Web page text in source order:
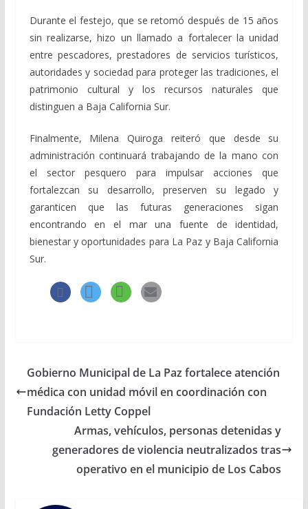
Durante el festejo, que se retomó después de 15 años
sin realizarse, hizo un llamado a fortalecer la unidad
entre pescadores, prestadores de servicios turísticos,
autoridades y sociedad para proteger las tradiciones, el
patrimonio cultural y los recursos naturales que
distinguen a Baja California Sur.
Finalmente, Milena Quiroga reiteró que desde su
administración continuará trabajando de la mano con
el sector pesquero para impulsar acciones que
fortalezcan su desarrollo, preserven su legado y
garanticen que las futuras generaciones sigan
encontrando en el mar una fuente de identidad,
bienestar y oportunidades para La Paz y Baja California
Sur.
Gobierno Municipal de La Paz fortalece atención
médica con unidad móvil en coordinación con
Fundación Letty Coppel
Armas, vehículos, personas detenidas y
generadores de violencia neutralizados tras
operativo en el municipio de Los Cabos